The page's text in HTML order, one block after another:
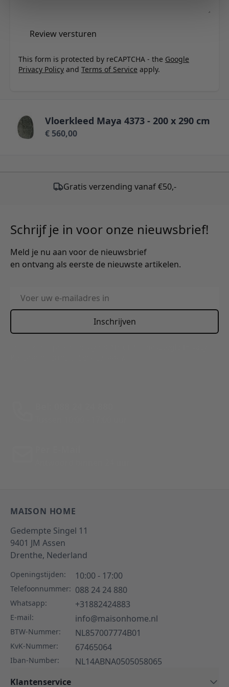
Review versturen
This form is protected by reCAPTCHA - the Google
Privacy Policy and Terms of Service apply.
Vloerkleed Maya 4373 - 200 x 290 cm
€ 560,00
Schrijf je in voor onze nieuwsbrief!
Meld je nu aan voor de nieuwsbrief
en ontvang als eerste de nieuwste artikelen.
E-mailadres
Inschrijven
MAISON HOME
Gedempte Singel 11
9401 JM Assen
Drenthe, Nederland
Openingstijden: 10:00 - 17:00
Telefoonnummer: 088 24 24 880
Whatsapp: +31882424883
E-mail: info@maisonhome.nl
BTW-Nummer: NL857007774B01
KvK-Nummer: 67465064
Iban-Number:
NL14ABNA0505058065
Klantenservice